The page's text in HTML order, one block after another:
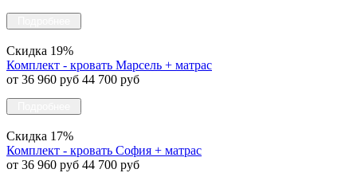
Скидка 19%
Комплект - кровать Марсель + матрас
от 36 960 руб 44 700 руб
Скидка 17%
Комплект - кровать София + матрас
от 36 960 руб 44 700 руб